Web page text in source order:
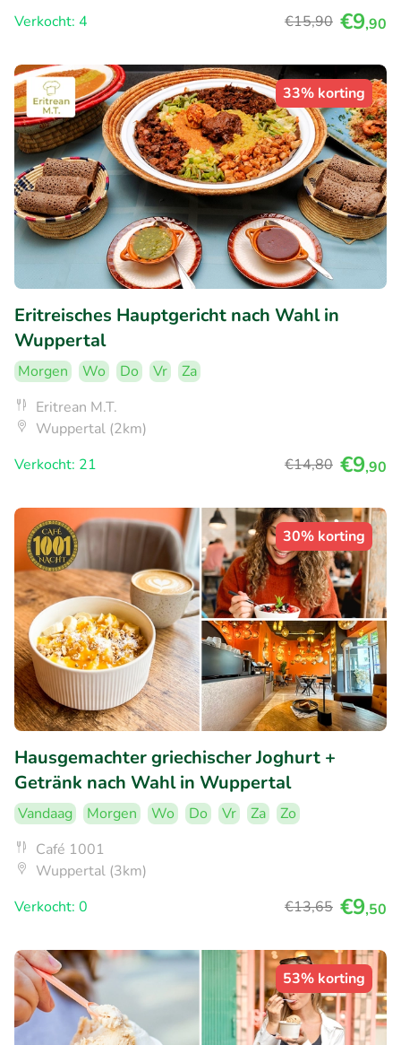
Verkocht: 4
€15,90 €9,90
33% korting
Eritreisches Hauptgericht nach Wahl in
Wuppertal
Morgen Wo Do Vr
Za
Eritrean M.T.
Wuppertal (2km)
Verkocht: 21
€14,80 €9,90
30% korting
Hausgemachter griechischer Joghurt +
Getränk nach Wahl in Wuppertal
Vandaag Morgen Wo Do Vr Za
Zo
Café 1001
Wuppertal (3km)
Verkocht: 0
€13,65 €9,50
53% korting